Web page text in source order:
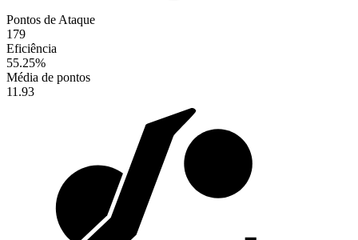
Pontos de Ataque
179
Eficiência
55.25%
Média de pontos
11.93